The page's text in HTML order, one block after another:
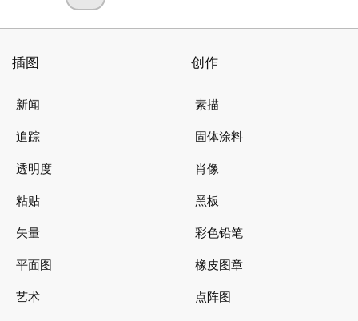
插图
新闻
追踪
透明度
粘贴
矢量
平面图
艺术
创作
素描
固体涂料
肖像
黑板
彩色铅笔
橡皮图章
点阵图